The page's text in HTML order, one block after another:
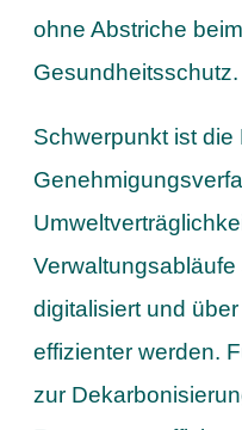
ohne Abstriche
Gesundheitsschutz.
Schwerpunkt ist
digitalisiert und
effizienter werden.
zur